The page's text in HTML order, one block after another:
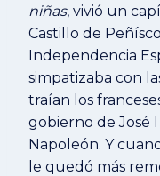
niñas, vivió un
Castillo de
Independencia
simpatizaba con
traían los
gobierno de José
Napoleón. Y
le quedó más